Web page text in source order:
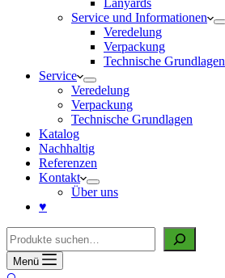
Lanyards
Service und Informationen
Veredelung
Verpackung
Technische Grundlagen
Service
Veredelung
Verpackung
Technische Grundlagen
Katalog
Nachhaltig
Referenzen
Kontakt
Über uns
♥
Suche
Menü